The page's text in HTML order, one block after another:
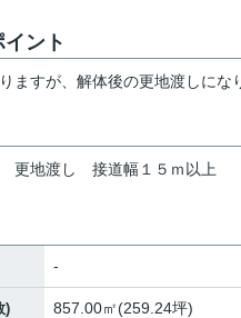
ント
ますが、解体後の更地渡しにな
更地渡し 接道幅１５ｍ以上
-
) 857.00㎡(259.24坪)